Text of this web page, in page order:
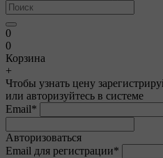
0
0
Корзина
+
Чтобы узнать цену
или авторизуйтесь в системе
Email*
Авторизоваться
Email для регистрации*